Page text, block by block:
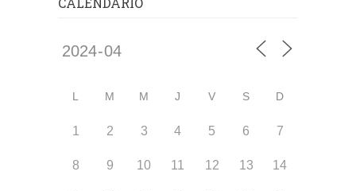
L M M J V S D
1 2 3 4 5 6 7
8 9 10 11 12 13 14